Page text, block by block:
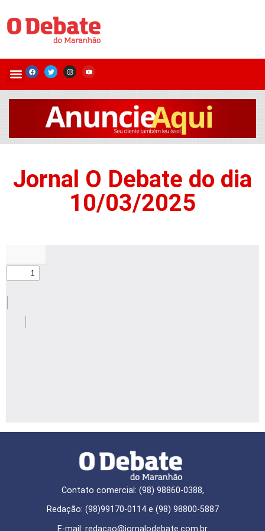
Jornal O Debate do dia
10/03/2025
Contato comercial: (98) 98860-0388,
Redação: (98)99170-0114 e (98) 98800-5887
E-mail: redaçao@jornalodebate.com.br